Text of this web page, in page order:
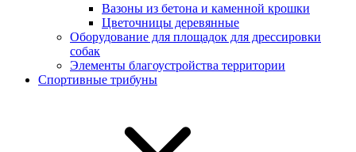
Вазоны из бетона и каменной крошки
Цветочницы деревянные
Оборудование для площадок для дрессировки
собак
Элементы благоустройства территории
Спортивные трибуны